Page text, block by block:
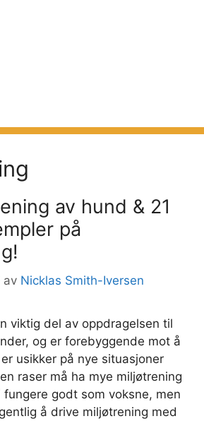
av hund & 21
på
av Nicklas Smith-Iversen
viktig del av oppdragelsen til
og er forebyggende mot å
usikker på nye situasjoner
raser må ha mye miljøtrening
fungere godt som voksne, men
å drive miljøtrening med